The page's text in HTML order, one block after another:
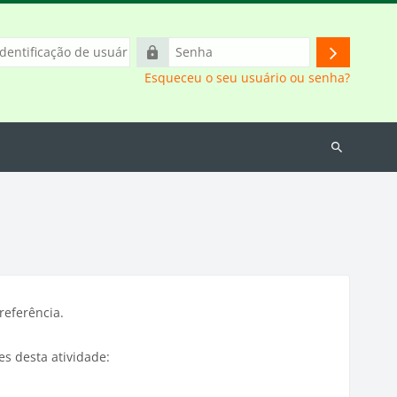
Senha
Acessar
Esqueceu o seu usuário ou senha?
Buscar
desta atividade: